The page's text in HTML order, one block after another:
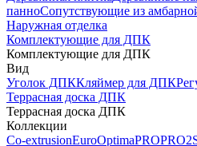
панноСопутствующие из
Наружная отделка
Комплектующие для ДПК
Комплектующие для ДПК
Вид
Уголок ДПККляймер для ДПК
Террасная доска ДПК
Террасная доска ДПК
Коллекции
Co-extrusionEuroOptimaPROPRO2